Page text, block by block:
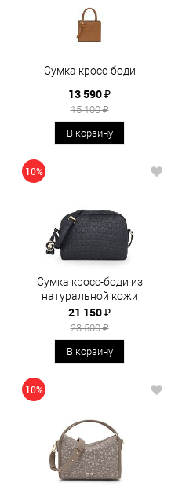
Сумка кросс-боди
13 590 ₽
15 100 ₽
В корзину
10%
Сумка кросс-боди из
натуральной кожи
21 150 ₽
23 500 ₽
В корзину
10%